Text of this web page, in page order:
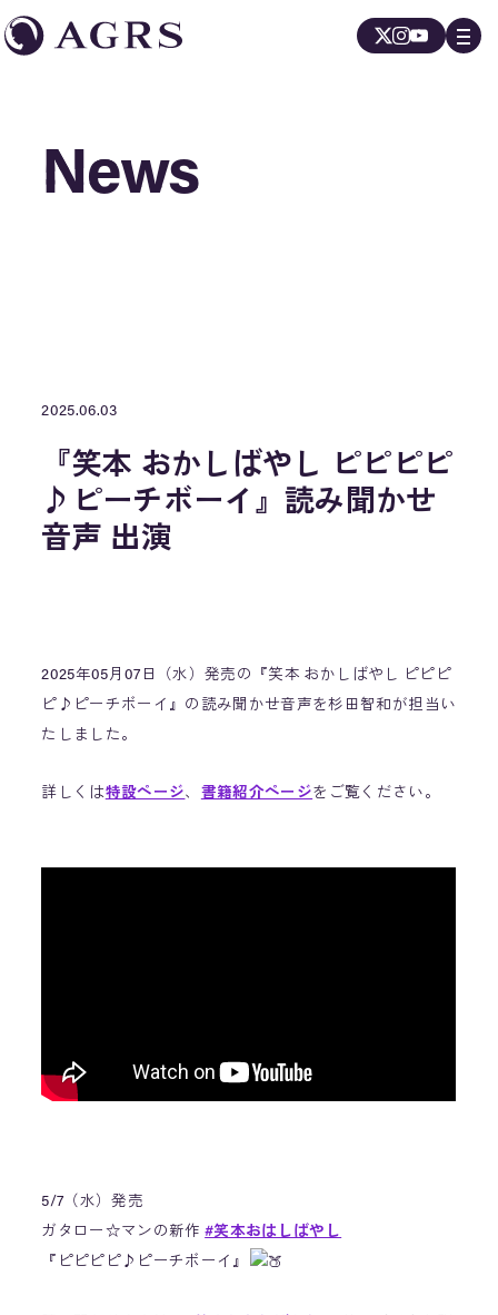
News
News
2025.06.03
『笑本 おかしばやし ピピピピ
♪ピーチボーイ』読み聞かせ
音声 出演
2025年05月07日（水）発売の『笑本 おかしばやし ピピピ
ピ♪ピーチボーイ』の読み聞かせ音声を杉田智和が担当い
たしました。
詳しくは特設ページ、 書籍紹介ページをご覧ください。
5/7（水）発売
ガタロー☆マンの新作#笑本おはしばやし
『ピピピピ♪ピーチボーイ』